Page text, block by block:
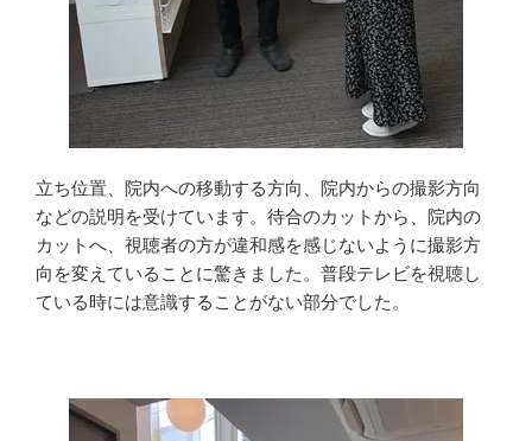
立ち位置、院内への移動する方向、院内からの撮影方向
などの説明を受けています。待合のカットから、院内の
カットへ、視聴者の方が違和感を感じないように撮影方
向を変えていることに驚きました。普段テレビを視聴し
ている時には意識することがない部分でした。